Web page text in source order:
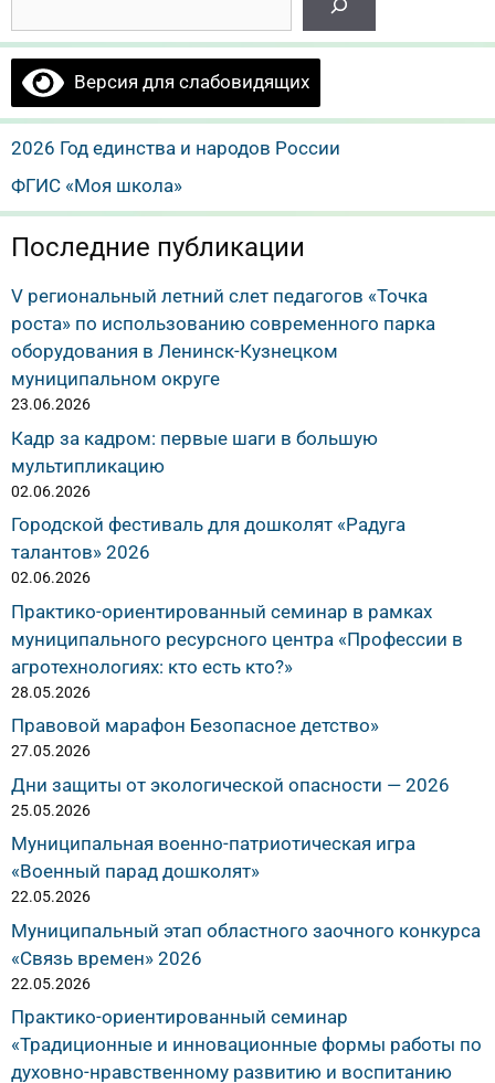
Версия для слабовидящих
2026 Год единства и народов России
ФГИС «Моя школа»
Последние публикации
V региональный летний слет педагогов «Точка
роста» по использованию современного парка
оборудования в Ленинск-Кузнецком
муниципальном округе
23.06.2026
Кадр за кадром: первые шаги в большую
мультипликацию
02.06.2026
Городской фестиваль для дошколят «Радуга
талантов» 2026
02.06.2026
Практико-ориентированный семинар в рамках
муниципального ресурсного центра «Профессии в
агротехнологиях: кто есть кто?»
28.05.2026
Правовой марафон Безопасное детство»
27.05.2026
Дни защиты от экологической опасности — 2026
25.05.2026
Муниципальная военно-патриотическая игра
«Военный парад дошколят»
22.05.2026
Муниципальный этап областного заочного конкурса
«Связь времен» 2026
22.05.2026
Практико-ориентированный семинар
«Традиционные и инновационные формы работы по
духовно-нравственному развитию и воспитанию